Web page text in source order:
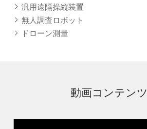
汎用遠隔操縦装置
無人調査ロボット
ドローン測量
動画コンテンツ